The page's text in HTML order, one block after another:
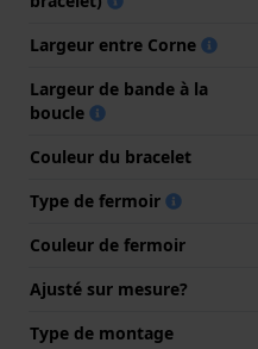
Largeur entre Corne
Largeur de bande à la
boucle
Couleur du bracelet
Type de fermoir
Couleur de fermoir
Ajusté sur mesure?
Type de montage